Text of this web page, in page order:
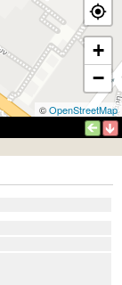
+
−
©OpenStreetMap